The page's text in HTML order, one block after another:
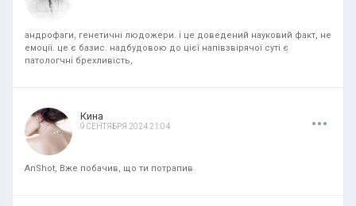
андрофаги, генетичні людожери. і це доведений науковий факт, не
емоції. це є базис. надбудовою до цієї напівзвірячої суті є
патологчні брехливість,
Кина
9 СЕНТЯБРЯ 2024 21:04 ...
AnShot, Вже побачив, що ти потрапив